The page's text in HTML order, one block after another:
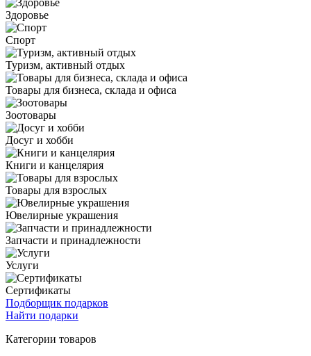
Здоровье
Спорт
Туризм, активный отдых
Товары для бизнеса, склада и офиса
Зоотовары
Досуг и хобби
Книги и канцелярия
Товары для взрослых
Ювелирные украшения
Запчасти и принадлежности
Услуги
Сертификаты
Подборщик подарков
Найти подарки
Категории товаров